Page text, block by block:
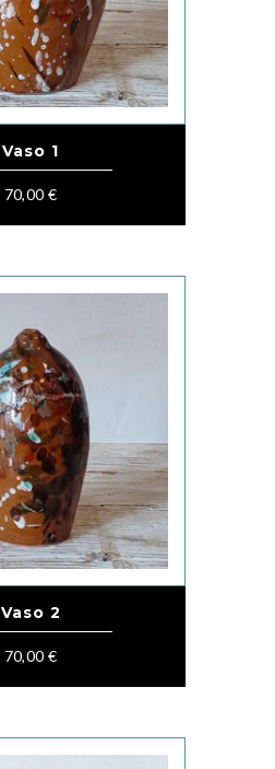
Vaso 1
70,00 €
Vaso 2
70,00 €